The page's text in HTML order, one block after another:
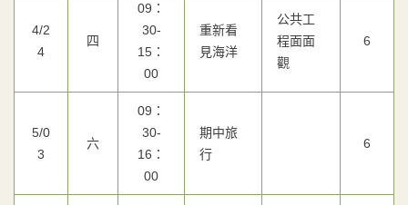
4/2
4
四
09：
30-
15：
00
重新看
見海洋
公共工
程面面
觀
6
5/0
3
六
09：
30-
16：
00
期中旅
行
6